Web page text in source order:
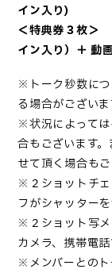
イン入り)
＜特典券３枚＞
イン入り）＋ 動
※トーク秒数に
る場合がございま
※状況によって
合もございます
せて頂く場合も
※２ショットチ
フがシャッターを
※２ショット写
カメラ、携帯電話
※メンバーとの